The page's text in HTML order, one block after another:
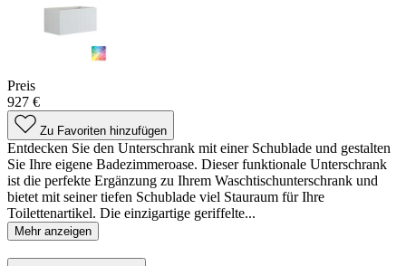
Preis
927 €
Zu Favoriten hinzufügen
Entdecken Sie den Unterschrank mit einer Schublade und gestalten
Sie Ihre eigene Badezimmeroase. Dieser funktionale Unterschrank
ist die perfekte Ergänzung zu Ihrem Waschtischunterschrank und
bietet mit seiner tiefen Schublade viel Stauraum für Ihre
Toilettenartikel. Die einzigartige geriffelte...
Mehr anzeigen